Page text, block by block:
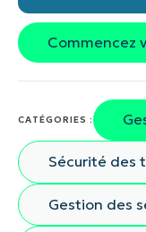
Commencez
CATÉGORIES :
Sécurité des
Gestion des